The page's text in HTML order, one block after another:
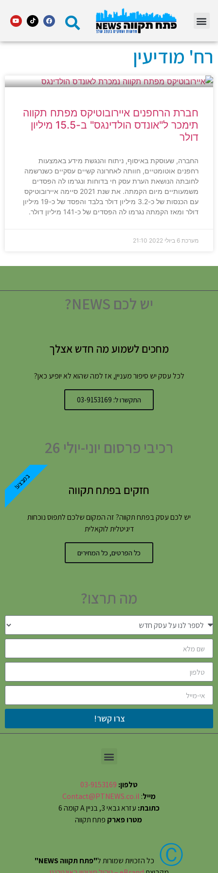
רח' מודיעין
חברת הרחפנים איירובוטיקס מפתח תקווה
תימכר ל"אונדס הולדינגס" ב-15.5 מיליון
דולר
החברה, שעוסקת באיסוף, ניתוח והנגשת מידע באמצעות
רחפנים אוטומטיים, חוותה לאחרונה קשיים עסקיים כשנרשמה
לחובתה הנושאת הערת עסק חי בדוחות ונגרמו לה הפסדים
משמעותיים מיום הקמתה. את שנת 2021 סיימה איירובוטיקס
עם הכנסות של כ-3.2 מיליון דולר בלבד והפסד של כ-19 מיליון
דולר ומאז הקמתה נגרמו לה הפסדים של כ-141 מיליון דולר.
מערכת 6 ביולי 2022 21:10
יש לכם NEWS?
מחכים לשמוע מה חדש אצלך
לכל עסק יש סיפור מעניין, אז למה שהוא לא יופיע כאן?
התקשרו ל: 03-9153169
רכיבי פרסום יוני-יולי 26
חזקים בפתח תקווה
יש לכם עסק בפתח תקווה? זה המקום שלכם לתפוס נוכחות
דיגיטלית לוקאלית
כל הפרטים, כל המחירים
במבצע!
מה תרצו?
צרו קשר!
טלפון: 03-9153169
מייל:
Contact@PTNEWS.co.il
כתובת: עזרא גבאי 3, בניין A קומה 6
מטרו פארק פתח תקווה
Ⓒ כל הזכויות שמורות ל"פתח תקווה NEWS"